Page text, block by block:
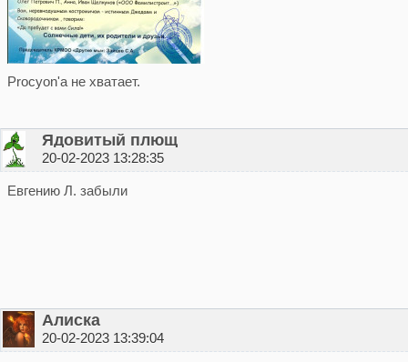
Procyon'а не хватает.
Ядовитый плющ
20-02-2023 13:28:35
Евгению Л. забыли
Алиска
20-02-2023 13:39:04